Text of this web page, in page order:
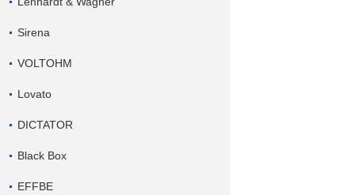
Sirena
VOLTOHM
Lovato
DICTATOR
Black Box
EFFBE